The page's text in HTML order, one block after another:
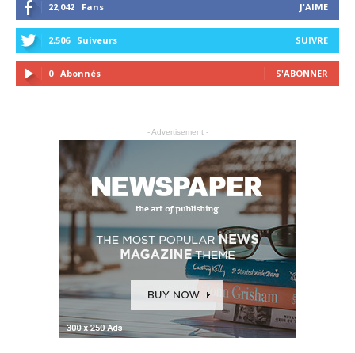
22,042 Fans J'AIME
2,506 Suiveurs SUIVRE
0 Abonnés S'ABONNER
- Advertisement -